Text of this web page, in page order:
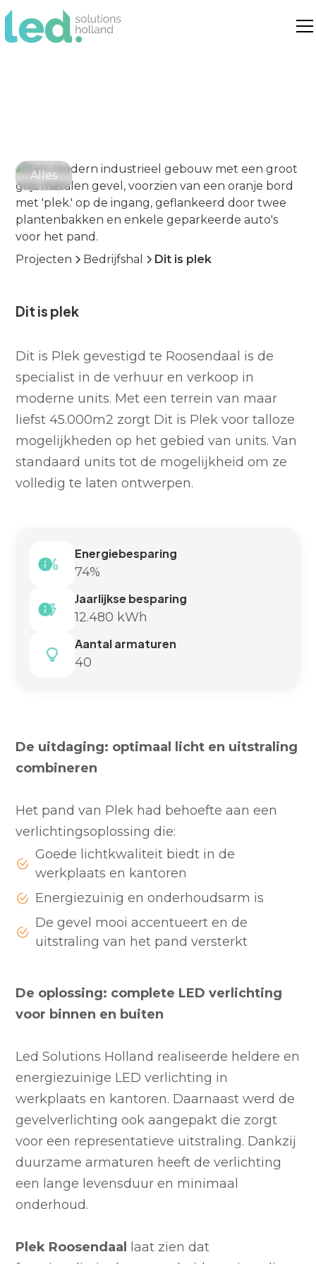
Projecten Bedrijfshal Dit is plek
Alles
Dit is plek
Dit is Plek gevestigd te Roosendaal is de
specialist in de verhuur en verkoop in
moderne units. Met een terrein van maar
liefst 45.000m2 zorgt Dit is Plek voor talloze
mogelijkheden op het gebied van units. Van
standaard units tot de mogelijkheid om ze
volledig te laten ontwerpen.
Energiebesparing
74%
Jaarlijkse besparing
12.480 kWh
Aantal armaturen
40
De uitdaging: optimaal licht en uitstraling
combineren
Het pand van Plek had behoefte aan een
verlichtingsoplossing die:
Goede lichtkwaliteit biedt in de
werkplaats en kantoren
Energiezuinig en onderhoudsarm is
De gevel mooi accentueert en de
uitstraling van het pand versterkt
De oplossing: complete LED verlichting
voor binnen en buiten
Led Solutions Holland realiseerde heldere en
energiezuinige LED verlichting in
werkplaats en kantoren. Daarnaast werd de
gevelverlichting ook aangepakt die zorgt
voor een representatieve uitstraling. Dankzij
duurzame armaturen heeft de verlichting
een lange levensduur en minimaal
onderhoud.
Plek Roosendaal
laat zien dat